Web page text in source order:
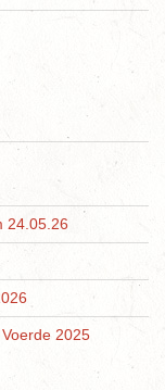
24.05.26
2025